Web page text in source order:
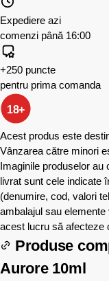
Expediere azi
comenzi până 16:00
+250 puncte
pentru prima comanda
18+
Acest produs este
Vânzarea către minori
Imaginile produselor au
livrat sunt cele indicate
(denumire, cod, valori
ambalajul sau
acest lucru să afecteze
Produse
Aurore 10ml